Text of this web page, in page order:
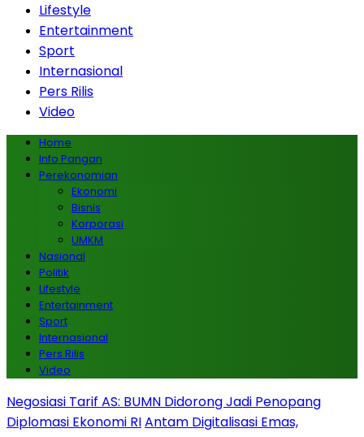
Lifestyle
Entertainment
Sport
Internasional
Pers Rilis
Video
Home
Info Pangan
Perekonomian
Ekonomi
Bisnis
Korporasi
UMKM
Nasional
Politik
Lifestyle
Entertainment
Sport
Internasional
Pers Rilis
Video
Negosiasi Tarif AS: BUMN Didorong Jadi Penopang
Diplomasi Ekonomi RIAntam Digitalisasi Emas,